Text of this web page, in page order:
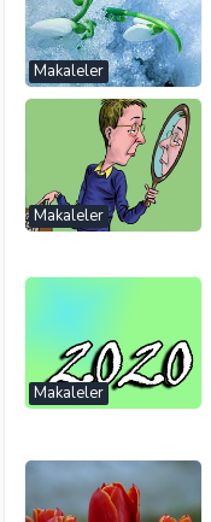
Makaleler
Makaleler
Makaleler